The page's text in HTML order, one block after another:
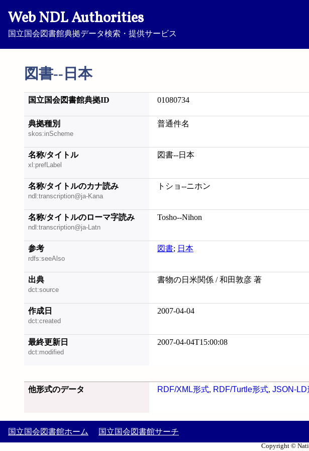
Web NDL Authorities
国立国会図書館典拠データ検索・提供サービス
図書--日本
国立国会図書館典拠ID 01080734
典拠種別
skos:inScheme
普通件名
名称/タイトル
xl:prefLabel
図書--日本
名称/タイトルのカナ読み
ndl:transcription@ja-Kana
トショ--ニホン
名称/タイトルのローマ字読み
ndl:transcription@ja-Latn
Tosho--Nihon
参考
rdfs:seeAlso
図書; 日本
出典
dct:source
書物の日米関係 / 和田敦彦 著
作成日
dct:created
2007-04-04
最終更新日
dct:modified
2007-04-04T15:00:08
他形式のデータ RDF/XML形式, RDF/Turtle形式, JSON-LD
国立国会図書館ホーム 国立国会図書館サーチ
Copyright ©